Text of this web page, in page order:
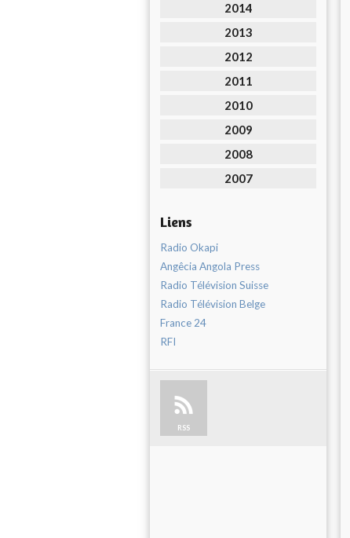
2014
2013
2012
2011
2010
2009
2008
2007
Liens
Radio Okapi
Angêcia Angola Press
Radio Télévision Suisse
Radio Télévision Belge
France 24
RFI
RSS